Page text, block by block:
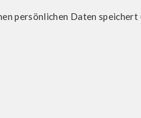
persönlichen Daten